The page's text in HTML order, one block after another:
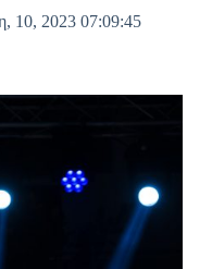
10, 2023 07:09:45